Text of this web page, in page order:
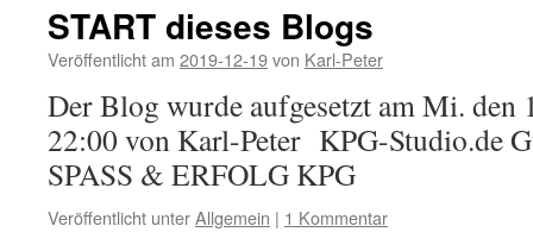
START dieses Blogs
Veröffentlicht am 2019-12-19von Karl-Peter
Der Blog wurde aufgesetzt am Mi.
22:00 von Karl-Peter KPG-Studio.de
SPASS & ERFOLG KPG
Veröffentlicht unterAllgemein | 1 Kommentar